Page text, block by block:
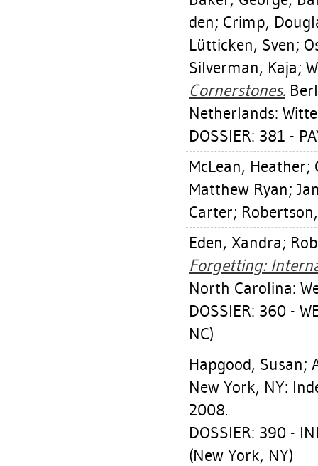
den; Crimp,
Lütticken, Sven;
Silverman, Kaja;
Cornerstones.
Netherlands:
DOSSIER: 381 -
McLean, Heather;
Matthew Ryan;
Carter;
Eden, Xandra;
Forgetting:
North Carolina:
DOSSIER: 360 -
NC)
Hapgood, Susan;
New York, NY:
2008.
DOSSIER: 390 -
(New York, NY)